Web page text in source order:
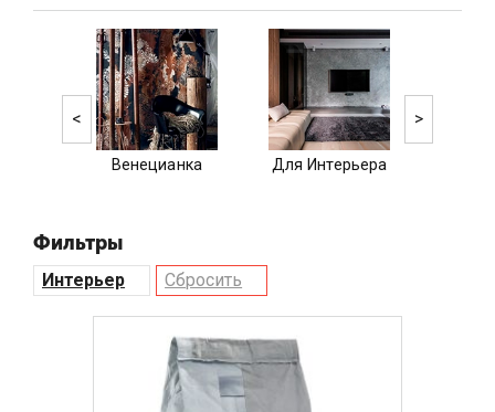
Венецианка Для Интерьера
< >
Фильтры
Интерьер Сбросить